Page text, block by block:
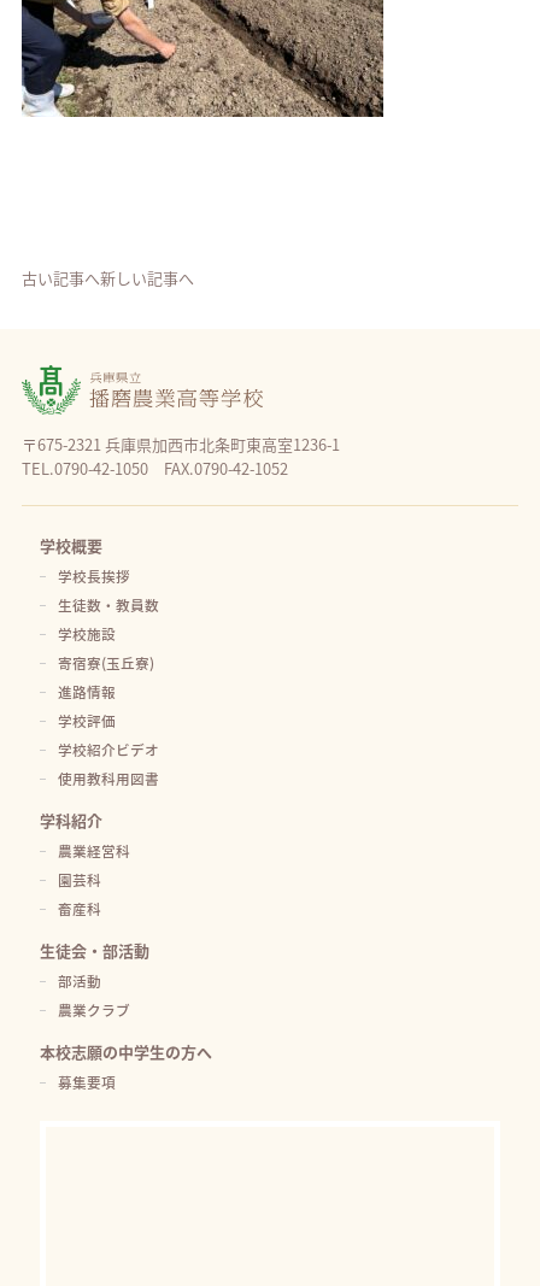
古い記事へ新しい記事へ
〒675-2321 兵庫県加西市北条町東高室1236-1
TEL.0790-42-1050 FAX.0790-42-1052
学校概要
学校長挨拶
生徒数・教員数
学校施設
寄宿寮(玉丘寮)
進路情報
学校評価
学校紹介ビデオ
使用教科用図書
学科紹介
農業経営科
園芸科
畜産科
生徒会・部活動
部活動
農業クラブ
本校志願の中学生の方へ
募集要項